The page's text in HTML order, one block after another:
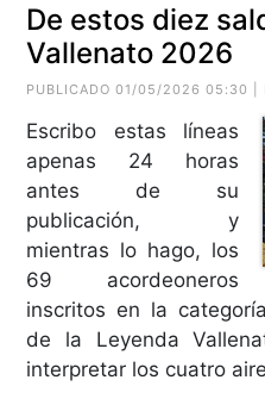
De estos diez
Vallenato 2026
PUBLICADO 01/05/2026 05:30 |
Escribo estas líneas
apenas 24 horas
antes de su
publicación, y
mientras lo hago, los
69 acordeoneros
inscritos en la
de la Leyenda
interpretar los cuatro